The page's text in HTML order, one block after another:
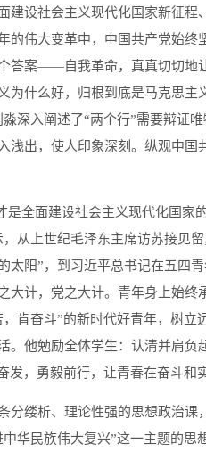
建设社会主义现代化国家新征
的伟大变革中，中国共产党始
答案——自我革命，真真切切地
为什么好，归根到底是马克思
深入阐述了“两个行”需要辩证
浅出，使人印象深刻。纵观中
是全面建设社会主义现代化国家
从上世纪毛泽东主席访苏接见
阳”，到习近平总书记在五四
大计，党之大计。青年身上始
肯奋斗”的新时代好青年，树
。他勉励全体学生：认清并肩
发，勇毅前行，让青春在奋斗和
分缕析、理论性强的思想政治
华民族伟大复兴”这一主题的